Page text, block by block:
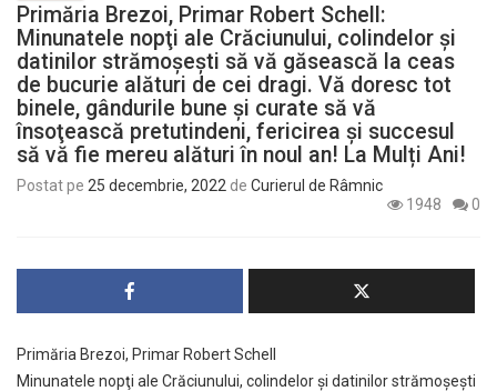
Primăria Brezoi, Primar Robert Schell:
Minunatele nopţi ale Crăciunului, colindelor şi
datinilor strămoşeşti să vă găsească la ceas
de bucurie alături de cei dragi. Vă doresc tot
binele, gândurile bune şi curate să vă
însoţească pretutindeni, fericirea şi succesul
să vă fie mereu alături în noul an! La Mulți Ani!
Postat pe 25 decembrie, 2022 de Curierul de Râmnic
1948
0
Primăria Brezoi, Primar Robert Schell
Minunatele nopţi ale Crăciunului, colindelor şi datinilor strămoşeşti